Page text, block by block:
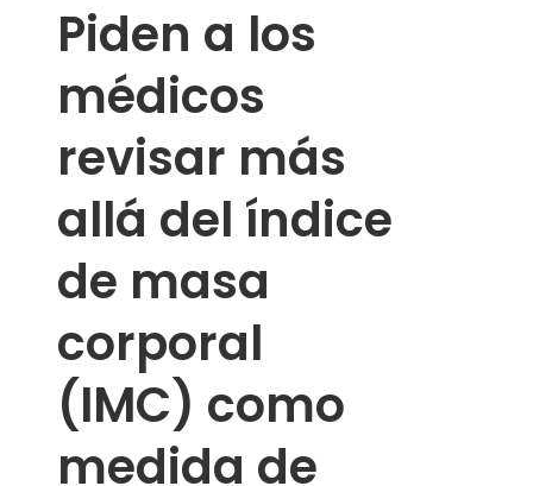
Piden a los
médicos
revisar más
allá del índice
de masa
corporal
(IMC) como
medida de